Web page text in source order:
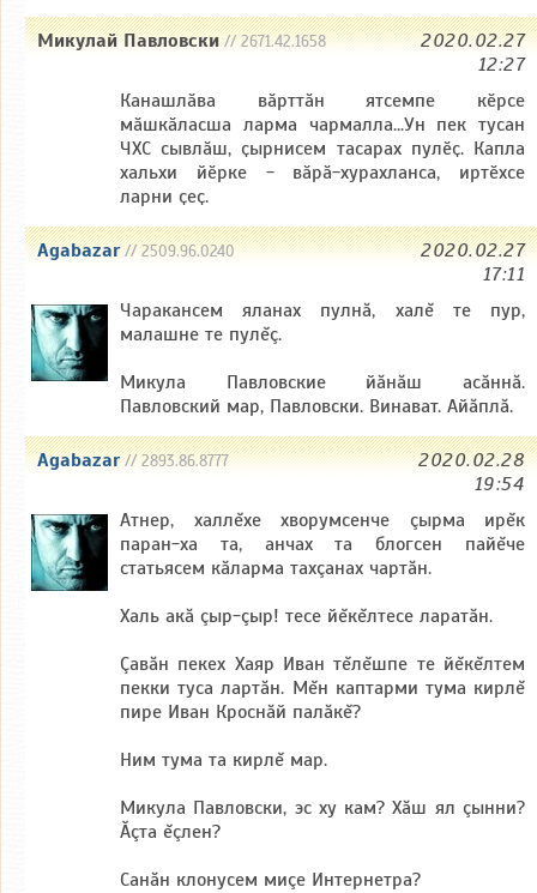
Микулай Павловски// 2671.42.1658
2020.02.27
12:27
Канашлӑва вӑрттӑн ятсемпе кӗрсе
мӑшкӑласша ларма чармалла...Ун пек тусан
ЧХС сывлӑш, ҫырнисем тасарах пулӗҫ. Капла
хальхи йӗрке - вӑрӑ-хурахланса, иртӗхсе
ларни ҫеҫ.
Agabazar// 2509.96.0240
2020.02.27
17:11
Чаракансем яланах пулнă, халĕ те пур,
малашне те пулĕç.
Микула Павловские йăнăш асăннă.
Павловский мар, Павловски. Винават. Айăплă.
Agabazar// 2893.86.8777
2020.02.28
19:54
Атнер, халлĕхе хворумсенче çырма ирĕк
паран-ха та, анчах та блогсен пайĕче
статьясем кăларма тахçанах чартăн.
Халь акă çыр-çыр! тесе йĕкĕлтесе ларатăн.
Çавăн пекех Хаяр Иван тĕлĕшпе те йĕкĕлтем
пекки туса лартăн. Мĕн каптарми тума кирлĕ
пире Иван Кроснăй палăкĕ?
Ним тума та кирлĕ мар.
Микула Павловски, эс ху кам? Хăш ял çынни?
Ăçта ĕçлен?
Санăн клонусем миçе Интернетра?